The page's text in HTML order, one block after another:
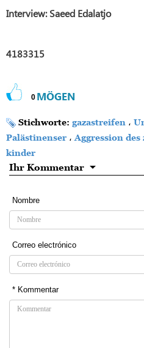
Interview: Saeed Edalatjo
4183315
0 MÖGEN
Stichworte: gazastreifen ،
Palästinenser ، Aggression
kinder
Ihr Kommentar
Nombre
Correo electrónico
* Kommentar